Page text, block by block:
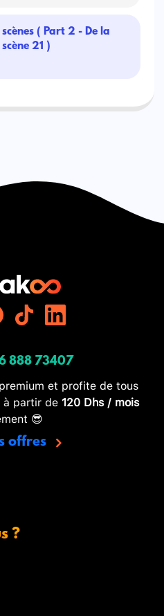
( Part 2 - De la
21 )
888 73407
et profite de tous
à partir de 120 Dhs / mois
😎
offres
?